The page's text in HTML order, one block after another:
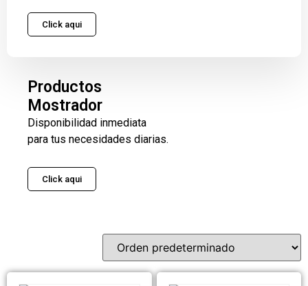
Click aqui
Productos
Mostrador
Disponibilidad inmediata
para tus necesidades diarias.
Click aqui